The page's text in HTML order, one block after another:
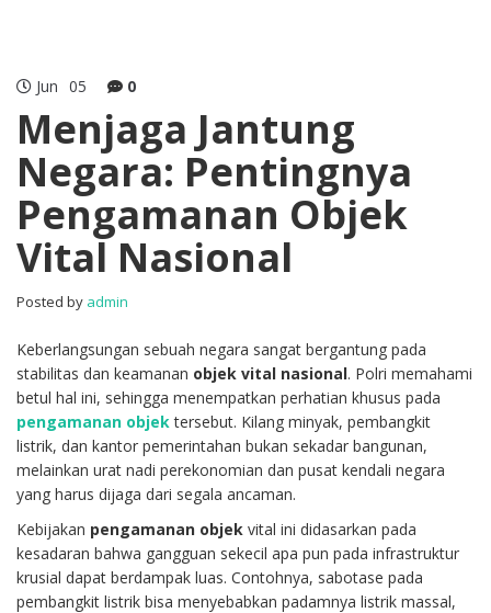
Jun 05 0
Menjaga Jantung
Negara: Pentingnya
Pengamanan Objek
Vital Nasional
Posted by admin
Keberlangsungan sebuah negara sangat bergantung pada
stabilitas dan keamanan objek vital nasional. Polri memahami
betul hal ini, sehingga menempatkan perhatian khusus pada
pengamanan objektersebut. Kilang minyak, pembangkit
listrik, dan kantor pemerintahan bukan sekadar bangunan,
melainkan urat nadi perekonomian dan pusat kendali negara
yang harus dijaga dari segala ancaman.
Kebijakan pengamanan objek vital ini didasarkan pada
kesadaran bahwa gangguan sekecil apa pun pada infrastruktur
krusial dapat berdampak luas. Contohnya, sabotase pada
pembangkit listrik bisa menyebabkan padamnya listrik massal,